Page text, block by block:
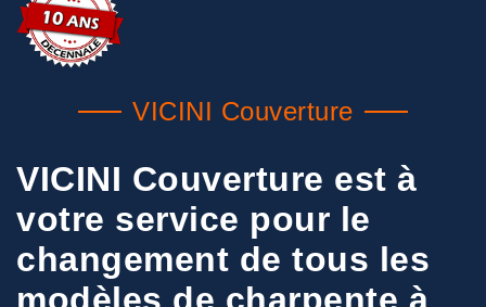
VICINI Couverture
VICINI Couverture est à
votre service pour le
changement de tous les